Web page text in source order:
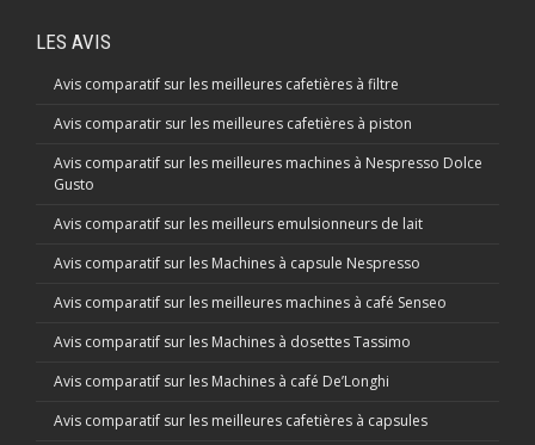
LES AVIS
Avis comparatif sur les meilleures cafetières à filtre
Avis comparatir sur les meilleures cafetières à piston
Avis comparatif sur les meilleures machines à Nespresso Dolce
Gusto
Avis comparatif sur les meilleurs emulsionneurs de lait
Avis comparatif sur les Machines à capsule Nespresso
Avis comparatif sur les meilleures machines à café Senseo
Avis comparatif sur les Machines à dosettes Tassimo
Avis comparatif sur les Machines à café De’Longhi
Avis comparatif sur les meilleures cafetières à capsules